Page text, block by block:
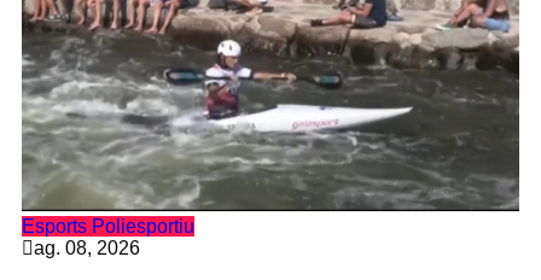
Esports Poliesportiu
ag. 08, 2026